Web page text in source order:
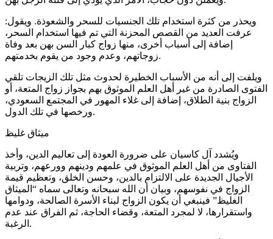
ويحذر من كثرة استخدام تلك الجنسيات للسحر والشعوذة. ويقول:
عرفت العديد من القصص المحزنة التي تم فيها استخدام السحر،
إضافة إلى أسباب أخرى، منها زواج كبار السن بهن بعد وفاة
زوجاتهم، وعدم وجود من يقوم بخدمتهم.
ويلفت إلى أنه من الأسباب الخطيرة لحدوث مثل تلك الزيجات تلقي
الفتوى الصادرة من غير أهل العلم الموثوق بهم بجواز زواج المتعة، أو
الزواج بنية الطلاق، إضافة إلى غلاء المهور في المجتمع السعودي،
ورخصها في تلك الدول.
ميثاق غليظ
ويُشدد آل كاسيان على ضرورة العودة إلى تعاليم الدين، وأخذ
الفتاوى من أهل العلم الموثوق في علمهم ودينهم وورعهم، وتربية
الأجيال الجديدة على الالتزام بالدين، وحسن الخلق، وتعظيم قيمة
الزواج في نفوسهم، وبيان أن الله سبحانه وتعالى سماه “الميثاق
الغليظ” فينبغي أن يكون الزواج لبناء الأسرة الصالحة، ودوامها
واستقرارها، لا لمجرد المتعة، وقضاء الحاجة، ثم الفراق عند عدم
الرغبة.